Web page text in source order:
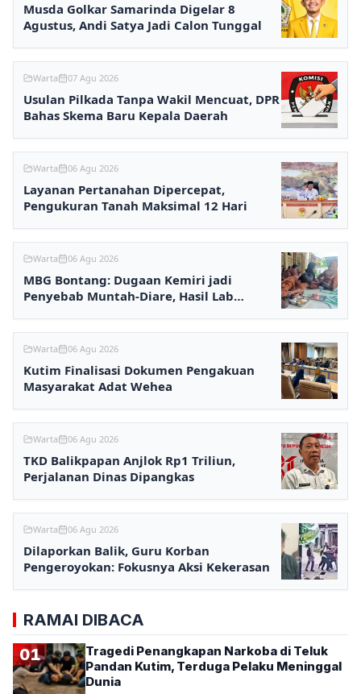
Musda Golkar Samarinda Digelar 8
Agustus, Andi Satya Jadi Calon Tunggal
Warta 07 Agu 2026
Usulan Pilkada Tanpa Wakil Mencuat, DPR
Bahas Skema Baru Kepala Daerah
Warta 06 Agu 2026
Layanan Pertanahan Dipercepat,
Pengukuran Tanah Maksimal 12 Hari
Warta 06 Agu 2026
MBG Bontang: Dugaan Kemiri jadi
Penyebab Muntah-Diare, Hasil Lab
Warta 06 Agu 2026
Kutim Finalisasi Dokumen Pengakuan
Masyarakat Adat Wehea
Warta 06 Agu 2026
TKD Balikpapan Anjlok Rp1 Triliun,
Perjalanan Dinas Dipangkas
Warta 06 Agu 2026
Dilaporkan Balik, Guru Korban
Pengeroyokan: Fokusnya Aksi Kekerasan
RAMAI DIBACA
01
Tragedi Penangkapan Narkoba di Teluk
Pandan Kutim, Terduga Pelaku Meninggal
Dunia